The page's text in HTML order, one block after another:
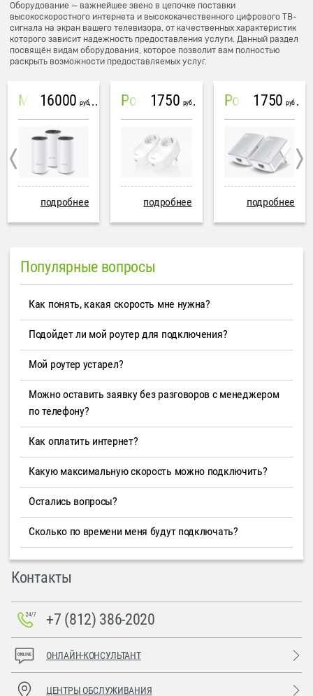
Оборудование — важнейшее звено в цепочке поставки
высокоскоростного интернета и высококачественного цифрового ТВ-
сигнала на экран вашего телевизора, от качественных характеристик
которого зависит надежность предоставления услуги. Данный раздел
посвящён видам оборудования, которое позволит вам полностью
раскрыть возможности предоставляемых услуг.
Mesh система TP-Link Deco M4 (3 устройства)
16000 руб
подробнее
PowerLine Tenda PH6
1750 руб
подробнее
PowerLine TP-Link AV600
1750 руб
подробнее
Популярные вопросы
Как понять, какая скорость мне нужна?
Подойдет ли мой роутер для подключения?
Мой роутер устарел?
Можно оставить заявку без разговоров с менеджером
по телефону?
Как оплатить интернет?
Какую максимальную скорость можно подключить?
Остались вопросы?
Сколько по времени меня будут подключать?
Контакты
+7 (812) 386-2020
ОНЛАЙН-КОНСУЛЬТАНТ
ЦЕНТРЫ ОБСЛУЖИВАНИЯ